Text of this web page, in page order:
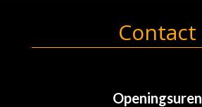
Contact
Openingsuren